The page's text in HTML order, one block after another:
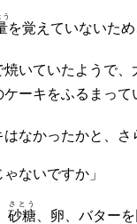
う
を覚えていないた
いていたようで、
ーキをふるまって
なかったかと、さ
ないですか」
砂糖
さとう
、卵、バター